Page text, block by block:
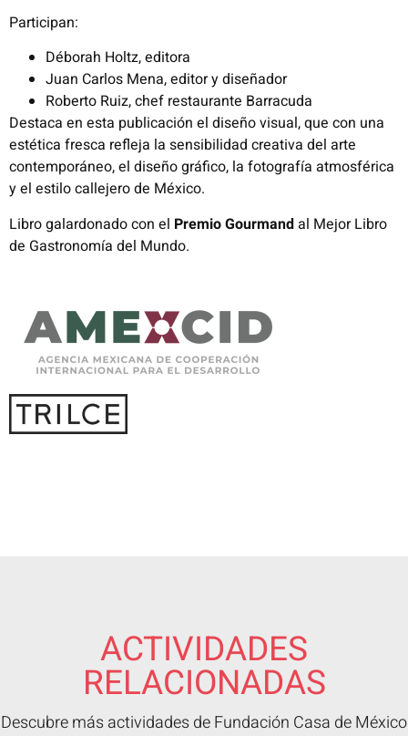
Participan:
Déborah Holtz, editora
Juan Carlos Mena, editor y diseñador
Roberto Ruiz, chef restaurante Barracuda
Destaca en esta publicación el diseño visual, que con una
estética fresca refleja la sensibilidad creativa del arte
contemporáneo, el diseño gráfico, la fotografía atmosférica
y el estilo callejero de México.
Libro galardonado con el Premio Gourmandal Mejor Libro
de Gastronomía del Mundo.
ACTIVIDADES
RELACIONADAS
Descubre más actividades de Fundación Casa de México